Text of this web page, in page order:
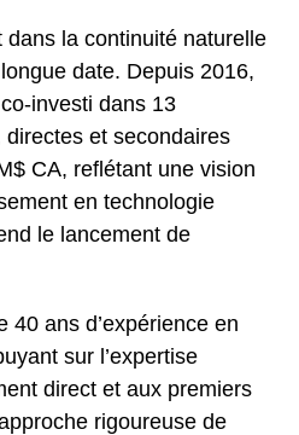
dans la continuité naturelle
date. Depuis 2016,
investi dans 13
et secondaires
CA, reflétant une vision
en technologie
le lancement de
40 ans d’expérience en
sur l’expertise
direct et aux premiers
rigoureuse de